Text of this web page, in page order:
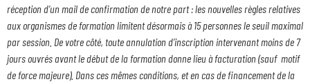
réception d’un mail de confirmation de notre part : les nouvelles règles relatives
aux organismes de formation limitent désormais à 15 personnes le seuil maximal
par session. De votre côté, toute annulation d’inscription intervenant moins de 7
jours ouvrés avant le début de la formation donne lieu à facturation (sauf motif
de force majeure). Dans ces mêmes conditions, et en cas de financement de la